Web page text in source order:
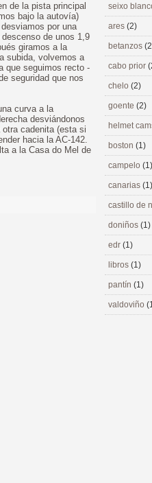
de la pista principal
bajo la autovía)
por una
de unos 1,9
giramos a la
subida, volvemos a
que seguimos recto -
seguridad que nos
curva a la
desviándonos
cadenita (esta si
hacia la AC-142.
a la Casa do Mel de
seixo
ares (2)
betanzos
cabo prior
chelo (2)
goente (2)
helmet
boston (1)
campelo (1)
canarias (1)
castillo de
doniños (1)
edr (1)
libros (1)
pantín (1)
valdoviño